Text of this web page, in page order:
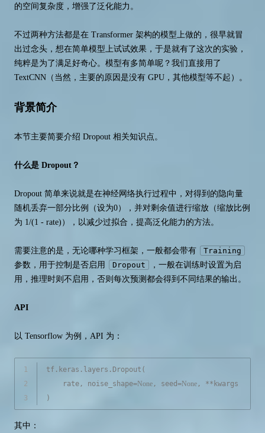
的空间复杂度，增强了泛化能力。
不过两种方法都是在 Transformer 架构的模型上做的，很早就冒
出过念头，想在简单模型上试试效果，于是就有了这次的实验，
纯粹是为了满足好奇心。模型有多简单呢？我们直接用了
TextCNN（当然，主要的原因是没有 GPU，其他模型等不起）。
背景简介
本节主要简要介绍 Dropout 相关知识点。
什么是 Dropout？
Dropout 简单来说就是在神经网络执行过程中，对得到的隐向量
随机丢弃一部分比例（设为0），并对剩余值进行缩放（缩放比例
为 1/(1 - rate)），以减少过拟合，提高泛化能力的方法。
需要注意的是，无论哪种学习框架，一般都会带有
Training
参数，用于控制是否启用
Dropout
，一般在训练时设置为启
用，推理时则不启用，否则每次预测都会得到不同结果的输出。
API
以 Tensorflow 为例，API 为：
1
2
3
tf.keras.layers.Dropout(
    rate, noise_shape=
None , seed=None , **kwargs
)
其中：